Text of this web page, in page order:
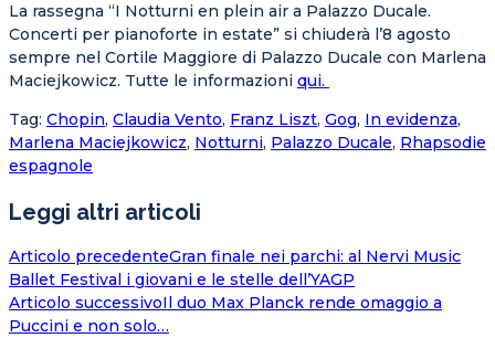
La rassegna “I Notturni en plein air a Palazzo Ducale.
Concerti per pianoforte in estate” si chiuderà l’8 agosto
sempre nel Cortile Maggiore di Palazzo Ducale con Marlena
Maciejkowicz. Tutte le informazioni qui.
Tag: Chopin, Claudia Vento, Franz Liszt, Gog, In evidenza,
Marlena Maciejkowicz, Notturni, Palazzo Ducale, Rhapsodie
espagnole
Leggi altri articoli
Articolo precedenteGran finale nei parchi: al Nervi Music
Ballet Festival i giovani e le stelle dell’YAGP
Articolo successivoIl duo Max Planck rende omaggio a
Puccini e non solo…